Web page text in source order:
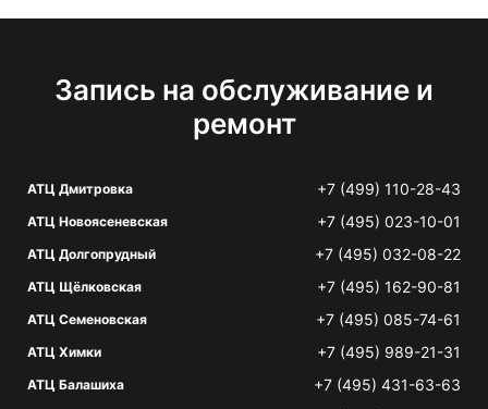
Запись на обслуживание и
ремонт
АТЦ Дмитровка +7 (499) 110-28-43
АТЦ Новоясеневская +7 (495) 023-10-01
АТЦ Долгопрудный +7 (495) 032-08-22
АТЦ Щёлковская +7 (495) 162-90-81
АТЦ Семеновская +7 (495) 085-74-61
АТЦ Химки +7 (495) 989-21-31
АТЦ Балашиха +7 (495) 431-63-63